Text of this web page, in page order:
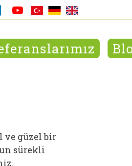
ve güzel bir
sürekli